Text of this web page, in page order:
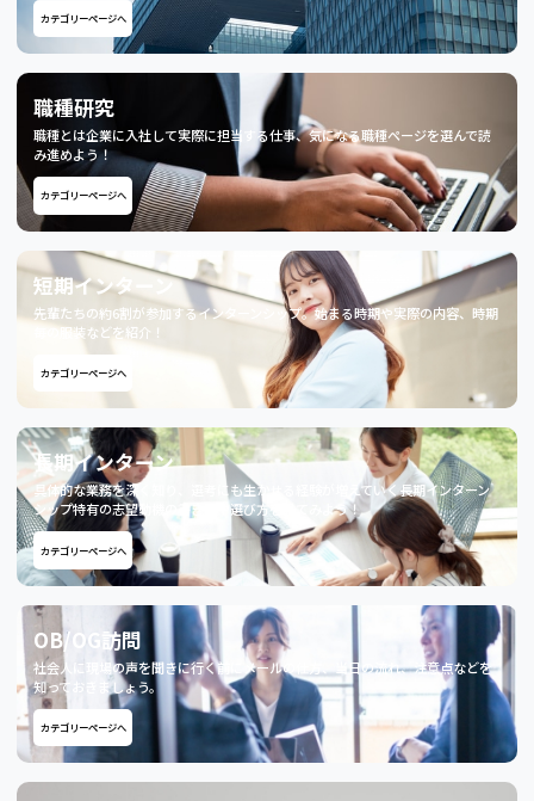
カテゴリーページへ
職種研究
職種とは企業に入社して実際に担当する仕事、気になる職種ページを選んで読
み進めよう！
カテゴリーページへ
短期インターン
先輩たちの約6割が参加するインターンシップ。始まる時期や実際の内容、時期
毎の服装などを紹介！
カテゴリーページへ
長期インターン
具体的な業務を深く知り、選考にも生かせる経験が増えていく長期インターン
シップ特有の志望動機の書き方や選び方を見てみよう！
カテゴリーページへ
OB/OG訪問
社会人に現場の声を聞きに行く前にメールの仕方、当日の流れ、注意点などを
知っておきましょう。
カテゴリーページへ